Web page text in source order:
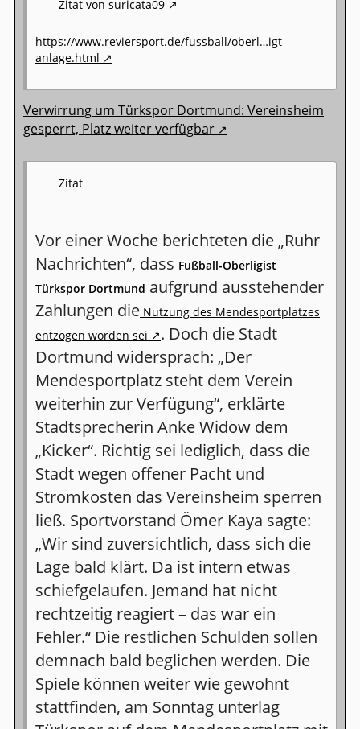
Zitat von suricata09
https://www.reviersport.de/fussball/oberl…igt-
anlage.html
Verwirrung um Türkspor Dortmund: Vereinsheim
gesperrt, Platz weiter verfügbar
Zitat
Vor einer Woche berichteten die „Ruhr
Nachrichten“, dass Fußball-Oberligist
Türkspor Dortmund aufgrund ausstehender
Zahlungen die Nutzung des Mendesportplatzes
entzogen worden sei
. Doch die Stadt
Dortmund widersprach: „Der
Mendesportplatz steht dem Verein
weiterhin zur Verfügung“, erklärte
Stadtsprecherin Anke Widow dem
„Kicker“. Richtig sei lediglich, dass die
Stadt wegen offener Pacht und
Stromkosten das Vereinsheim sperren
ließ. Sportvorstand Ömer Kaya sagte:
„Wir sind zuversichtlich, dass sich die
Lage bald klärt. Da ist intern etwas
schiefgelaufen. Jemand hat nicht
rechtzeitig reagiert – das war ein
Fehler.“ Die restlichen Schulden sollen
demnach bald beglichen werden. Die
Spiele können weiter wie gewohnt
stattfinden, am Sonntag unterlag